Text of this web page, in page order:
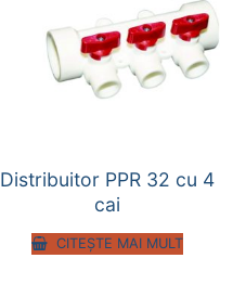
Distribuitor PPR 32 cu 4
cai
CITEȘTE MAI MULT